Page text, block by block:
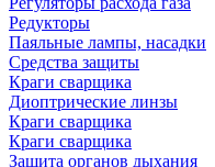
Редукторы
Паяльные лампы, насадки
Средства защиты
Краги сварщика
Диоптрические линзы
Краги сварщика
Краги сварщика
Защита органов дыхания